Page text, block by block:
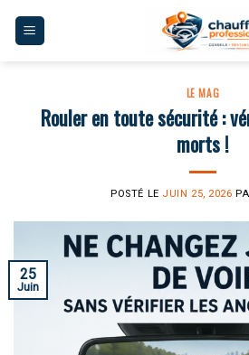
LE MAG
Rouler en toute sécurité :
morts !
POSTÉ LE JUIN 25, 2026
25
Juin